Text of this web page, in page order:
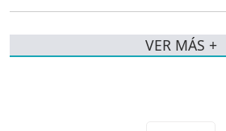
VER MÁS +